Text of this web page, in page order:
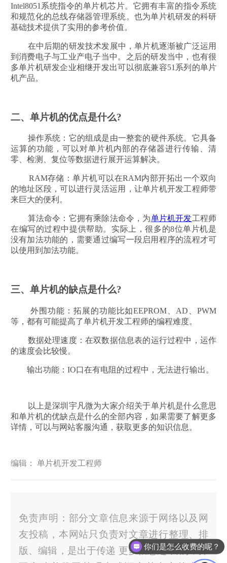
Intel8051系统指令的单片机芯片。它拥有丰富的指令系统
和规范化的总线存储器管理系统。也为单片机研发的科研
基础技术提供了实用的参考价值。
在中后期的研发技术发展中，单片机逐渐被广泛运用
到消费电子与工业产电子当中。之后的研发当中，也有很
多单片机研发企业相继开发出可以彻底兼容51系列的单片
机产品。
二、单片机的优点是什么?
操作系统：它的组成是由一整套的硬件系统。它具备
运算的功能，可以对单片机内部的存储器进行传输、清
零、检测、复位等数据进行展开运算解决。
RAM存储：单片机可以在RAM内部开拓出一个双向
的地址区段，可以进行灵活运用，让单片机开发工程师带
来巨大的便利。
算法命令：它拥有乘除法命令，为单片机开发工程师
在编写的过程中提供帮助。实际上，很多的8位单片机是
没有加法功能的，需要通过编写一段启用程序的流程才可
以使用到加法功能。
三、单片机的缺点是什么?
外围功能：拓展的功能比如EEPROM、AD、PWM
等，都有可能提高了单片机开发工程师的编程难度。
数据处理速度：在双数据信息表的运行过程中，运作
的速度会比较慢。
输出功能：IO口在有电阻的过程中，无法进行输出。
以上是深圳宇凡微为大家介绍关于单片机是什么意思
和单片机的优缺点是什么的全部内容，如果需要了解更多
详情，可以与网站客服沟通，获取更多的知识信息。
编辑： 单片机开发工程师
免责声明：部分文章信息来源于网络以及网
友投稿，本网站只负责对文章进行整理、排
版、编辑，是出于传递 更多信息之 目的，并
你们是怎么收费的呢？